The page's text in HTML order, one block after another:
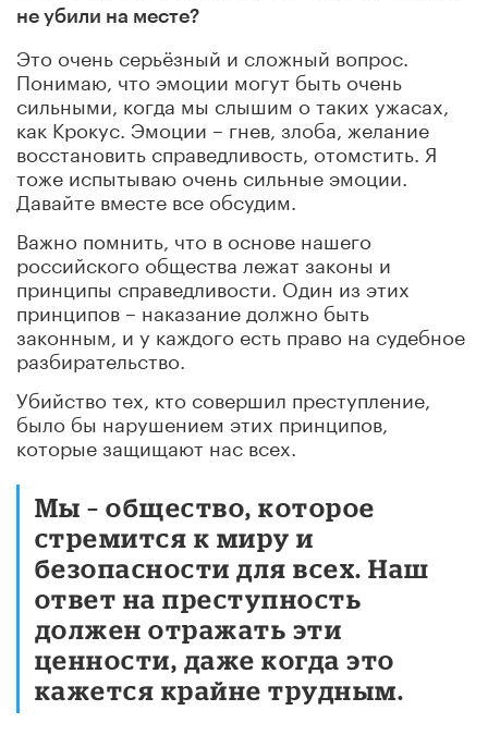
не убили на месте?
Это очень серьёзный и сложный вопрос.
Понимаю, что эмоции могут быть очень
сильными, когда мы слышим о таких ужасах,
как Крокус. Эмоции – гнев, злоба, желание
восстановить справедливость, отомстить. Я
тоже испытываю очень сильные эмоции.
Давайте вместе все обсудим.
Важно помнить, что в основе нашего
российского общества лежат законы и
принципы справедливости. Один из этих
принципов – наказание должно быть
законным, и у каждого есть право на судебное
разбирательство.
Убийство тех, кто совершил преступление,
было бы нарушением этих принципов,
которые защищают нас всех.
Мы – общество, которое
стремится к миру и
безопасности для всех. Наш
ответ на преступность
должен отражать эти
ценности, даже когда это
кажется крайне трудным.